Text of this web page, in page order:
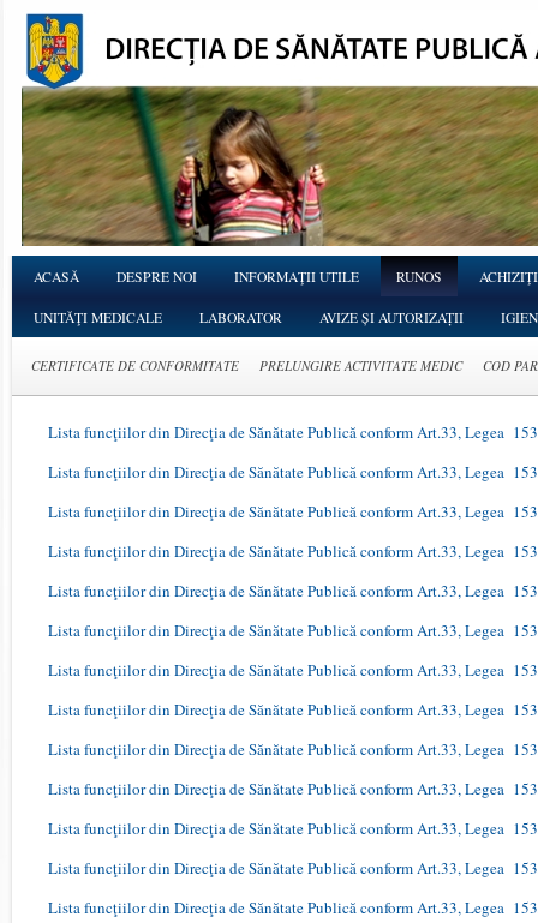
ACASĂ DESPRE NOI INFORMAŢII UTILE RUNOS
UNITĂŢI MEDICALE LABORATOR AVIZE ȘI AUTORIZAȚII
CERTIFICATE DE CONFORMITATE PRELUNGIRE ACTIVITATE MEDIC COD
Lista funcţiilor din Direcţia de Sănătate Publică conform Art.33, Legea
Lista funcţiilor din Direcţia de Sănătate Publică conform Art.33, Legea
Lista funcţiilor din Direcţia de Sănătate Publică conform Art.33, Legea
Lista funcţiilor din Direcţia de Sănătate Publică conform Art.33, Legea
Lista funcţiilor din Direcţia de Sănătate Publică conform Art.33, Legea
Lista funcţiilor din Direcţia de Sănătate Publică conform Art.33, Legea
Lista funcţiilor din Direcţia de Sănătate Publică conform Art.33, Legea
Lista funcţiilor din Direcţia de Sănătate Publică conform Art.33, Legea
Lista funcţiilor din Direcţia de Sănătate Publică conform Art.33, Legea
Lista funcţiilor din Direcţia de Sănătate Publică conform Art.33, Legea
Lista funcţiilor din Direcţia de Sănătate Publică conform Art.33, Legea
Lista funcţiilor din Direcţia de Sănătate Publică conform Art.33, Legea
Lista funcţiilor din Direcţia de Sănătate Publică conform Art.33, Legea